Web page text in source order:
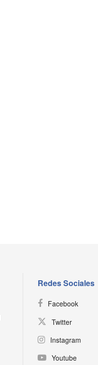
Redes Sociales
Facebook
Twitter
Instagram
Youtube